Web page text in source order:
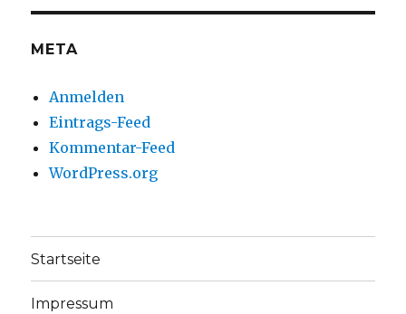
anzeigenanzeigen
META
Anmelden
Eintrags-Feed
Kommentar-Feed
WordPress.org
Startseite
Impressum